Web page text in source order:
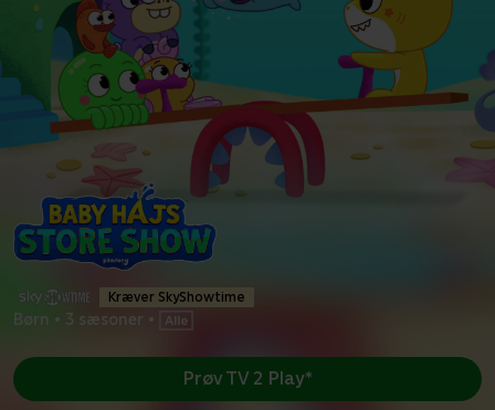
Kræver SkyShowtime
Børn • 3 sæsoner •
Prøv TV 2 Play*